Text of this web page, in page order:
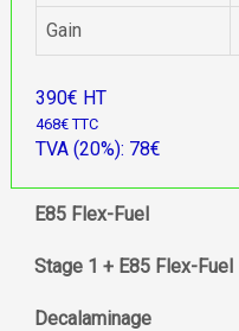
Gain
390€ HT
468€ TTC
TVA (20%): 78€
E85 Flex-Fuel
Stage 1 + E85 Flex-Fuel
Decalaminage